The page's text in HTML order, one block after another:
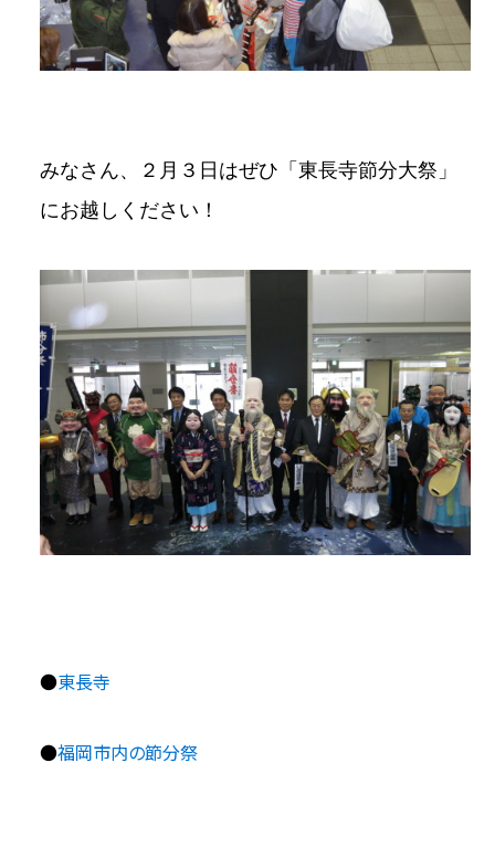
みなさん、２月３日はぜひ「東長寺節分大祭」
にお越しください！
●東長寺
●福岡市内の節分祭